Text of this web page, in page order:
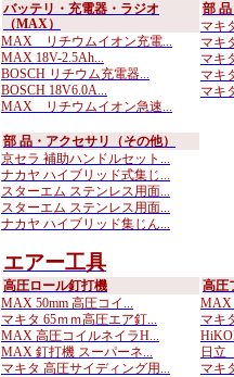
バッテリ・充電器・ラジオ
（MAX）
MAX リチウムイオン充電...
MAX 18V-2.5Ah...
BOSCH リチウム充電器...
BOSCH 18V6.0A...
MAX リチウムイオン急速...
部
マキ
マキ
マキ
マキ
マキ
部 品・アクセサリ（その他）
京セラ 補助ハンドルセット...
ナカヤ ハイブリッド式集じ...
スターエム ステンレス用面...
スターエム ステンレス用面...
ナカヤ ハイブリッド集じん...
エアー工具
高圧ロール釘打機
MAX 50mm 高圧コイ...
マキタ 65ｍｍ高圧エア釘...
MAX 高圧コイルネイラH...
MAX 釘打機 スーパーネ...
マキタ 高圧サイディング用...
高圧
MAX
マキ
日立
マキ